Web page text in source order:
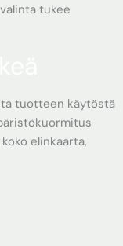
tukee
tuotteen käytöstä
elinkaarta,